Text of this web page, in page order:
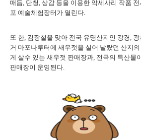
매듭, 단청, 상감 등을 이용한 악세사리 작품
포 예술체험장터가 열린다.
또 한, 김장철을 맞아 전국 유명산지인 강경,
거 마포나루터에 새우젓을 실어 날랐던 산지
게 살수 있는 새우젓 판매장과, 전국의 특산물
판매장이 운영된다.